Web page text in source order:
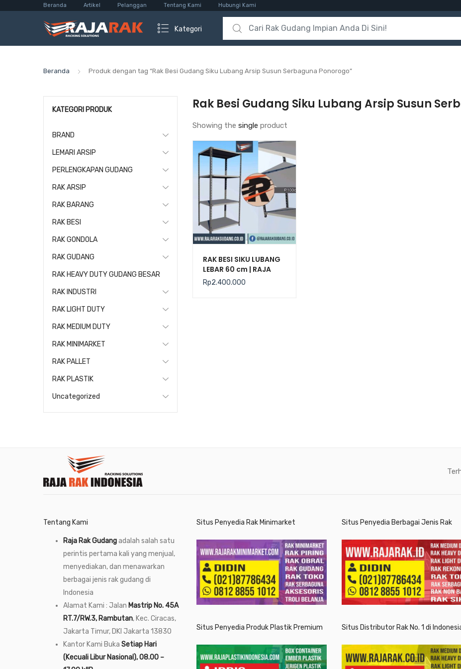
Beranda Artikel Pelanggan Tentang Kami Hubungi Kami
Kategori
Search for:
Beranda Produk dengan tag “Rak Besi Gudang Siku Lubang Arsip Susun Serbaguna Ponorogo”
Rak Besi Gudang Siku Lubang Arsip Susun
Showing the single product
RAK BESI SIKU LUBANG
LEBAR 60 cm | RAJA
RAK
Rp2.400.000
KATEGORI PRODUK
BRAND
LEMARI ARSIP
PERLENGKAPAN GUDANG
RAK ARSIP
RAK BARANG
RAK BESI
RAK GONDOLA
RAK GUDANG
RAK HEAVY DUTY GUDANG BESAR
RAK INDUSTRI
RAK LIGHT DUTY
RAK MEDIUM DUTY
RAK MINIMARKET
RAK PALLET
RAK PLASTIK
Uncategorized
Tentang Kami
Raja Rak Gudangadalah salah satu
perintis pertama kali yang menjual,
menyediakan, dan menawarkan
berbagai jenis rak gudang di
Indonesia
Alamat Kami : Jalan Mastrip No. 45A
RT.7/RW.3, Rambutan, Kec. Ciracas,
Jakarta Timur, DKI Jakarta 13830
Kantor Kami Buka Setiap Hari
(Kecuali Libur Nasional), 08.00 –
Situs Penyedia Rak Minimarket
Situs Penyedia Produk Plastik Premium
Situs Penyedia Berbagai Jenis Rak
Situs Distributor Rak No. 1 di